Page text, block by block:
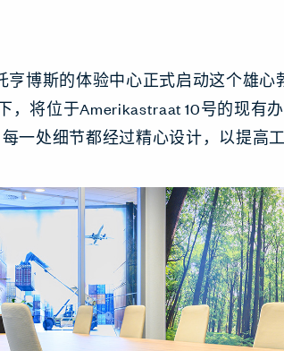
亨博斯的体验中心正式启动这个雄
，将位于Amerikastraat 10号的现有
一处细节都经过精心设计，以提高